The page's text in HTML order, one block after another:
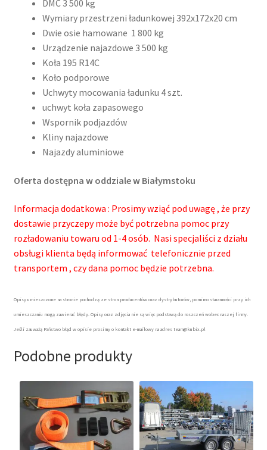
DMC 3 500 kg
Wymiary przestrzeni ładunkowej 392x172x20 cm
Dwie osie hamowane 1 800 kg
Urządzenie najazdowe 3 500 kg
Koła 195 R14C
Koło podporowe
Uchwyty mocowania ładunku 4 szt.
uchwyt koła zapasowego
Wspornik podjazdów
Kliny najazdowe
Najazdy aluminiowe
Oferta dostępna w oddziale w Białymstoku
Informacja dodatkowa : Prosimy wziąć pod uwagę , że przy
dostawie przyczepy może być potrzebna pomoc przy
rozładowaniu towaru od 1-4 osób. Nasi specjaliści z działu
obsługi klienta będą informować telefonicznie przed
transportem , czy dana pomoc będzie potrzebna.
Opisy umieszczone na stronie pochodzą ze stron producentów oraz dystrybutorów, pomimo staranności przy ich
umieszczaniu mogą zawierać błędy. Opisy oraz zdjęcia nie są więc podstawą do roszczeń wobec naszej firmy.
Jeśli zauważą Państwo błąd w opisie prosimy o kontakt e-mailowy na adres team@kubix.pl
Podobne produkty